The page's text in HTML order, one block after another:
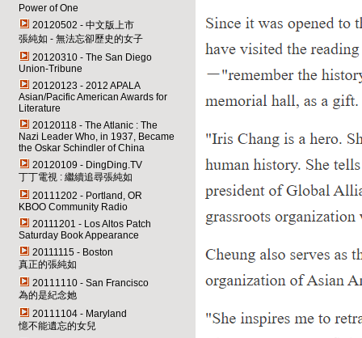
Power of One
20120502 - 中文版上市
張純如 - 無法忘卻歷史的女子
20120310 - The San Diego
Union-Tribune
20120123 - 2012 APALA
Asian/Pacific American Awards for
Literature
20120118 - The Atlanic : The
Nazi Leader Who, in 1937, Became
the Oskar Schindler of China
20120109 - DingDing.TV
丁丁電視 : 繼續追尋張純如
20111202 - Portland, OR
KBOO Community Radio
20111201 - Los Altos Patch
Saturday Book Appearance
20111115 - Boston
真正的張純如
20111110 - San Francisco
為的是紀念她
20111104 - Maryland
憶不能遺忘的女兒